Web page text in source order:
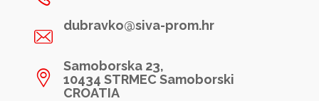
dubravko@siva-prom.hr
Samoborska 23,
10434 STRMEC Samoborski
CROATIA